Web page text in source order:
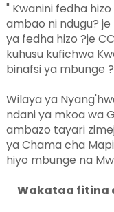
" Kwanini fedha
ambao ni ndugu?
ya fedha hizo ?je
kuhusu kufichwa
binafsi ya mbunge
Wilaya ya
ndani ya mkoa wa
ambazo tayari
ya Chama cha
hiyo mbunge na
Wakataa fitina